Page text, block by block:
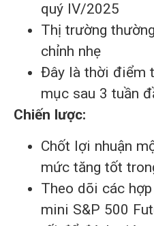
quý IV/2025
Thị trường
chỉnh nhẹ
Đây là thời điểm
mục sau 3 tuần
Chiến lược:
Chốt lợi nhuận
mức tăng tốt
Theo dõi các
mini S&P 500